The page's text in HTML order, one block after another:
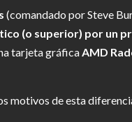
(comandado por Steve
(o superior) por un
tarjeta gráficaAMD
motivos de esta